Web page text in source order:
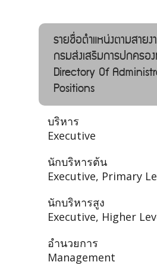
รายชื่อตำแหน่งตามสายง
กรมส่งเสริมการปกครอ
Directory Of
Positions
บริหาร
Executive
นักบริหารต้น
Executive, Primary
นักบริหารสูง
Executive, Higher
อำนวยการ
Management